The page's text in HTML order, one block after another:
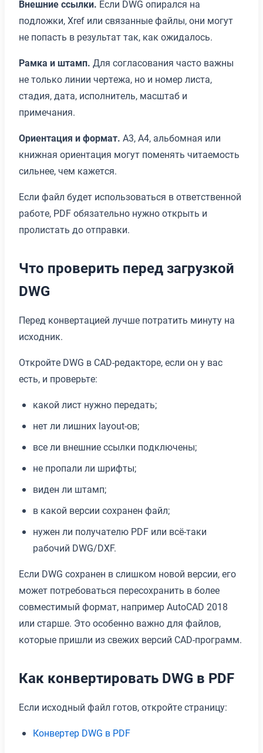
Внешние ссылки. Если DWG опирался на
подложки, Xref или связанные файлы, они могут
не попасть в результат так, как ожидалось.
Рамка и штамп. Для согласования часто важны
не только линии чертежа, но и номер листа,
стадия, дата, исполнитель, масштаб и
примечания.
Ориентация и формат. A3, A4, альбомная или
книжная ориентация могут поменять читаемость
сильнее, чем кажется.
Если файл будет использоваться в ответственной
работе, PDF обязательно нужно открыть и
пролистать до отправки.
Что проверить перед загрузкой
DWG
Перед конвертацией лучше потратить минуту на
исходник.
Откройте DWG в CAD-редакторе, если он у вас
есть, и проверьте:
какой лист нужно передать;
нет ли лишних layout-ов;
все ли внешние ссылки подключены;
не пропали ли шрифты;
виден ли штамп;
в какой версии сохранен файл;
нужен ли получателю PDF или всё-таки
рабочий DWG/DXF.
Если DWG сохранен в слишком новой версии, его
может потребоваться пересохранить в более
совместимый формат, например AutoCAD 2018
или старше. Это особенно важно для файлов,
которые пришли из свежих версий CAD-программ.
Как конвертировать DWG в PDF
Если исходный файл готов, откройте страницу:
Конвертер DWG в PDF